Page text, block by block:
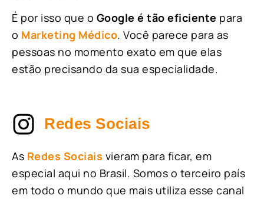
É por isso que o Google é tão eficiente para
o Marketing Médico. Você parece para as
pessoas no momento exato em que elas
estão precisando da sua especialidade.
Redes Sociais
As Redes Sociais vieram para ficar, em
especial aqui no Brasil. Somos o terceiro país
em todo o mundo que mais utiliza esse canal